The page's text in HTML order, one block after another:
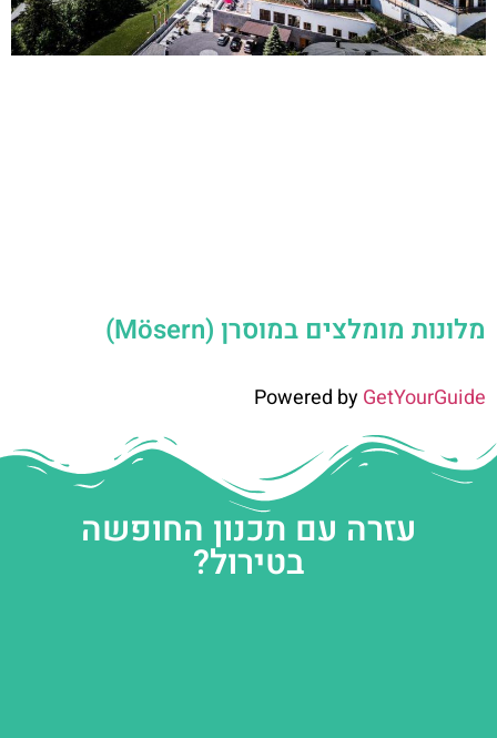
מלונות מומלצים במוסרן (Mösern)
Powered byGetYourGuide
עזרה עם תכנון החופשה
בטירול?